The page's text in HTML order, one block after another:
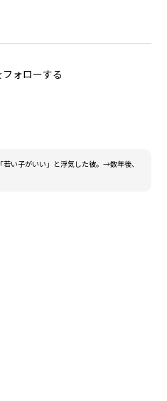
ォローする
「若い子がいい」と浮気した彼。→数年後、